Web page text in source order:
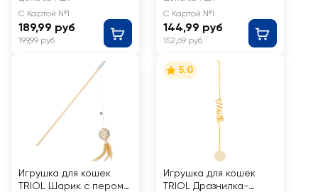
С Картой №1
189,99 руб
199,99 руб
С Картой №1
144,99 руб
152,69 руб
Игрушка для кошек
TRIOL Шарик с пером
5.0
Игрушка для кошек
TRIOL Дразнилка-